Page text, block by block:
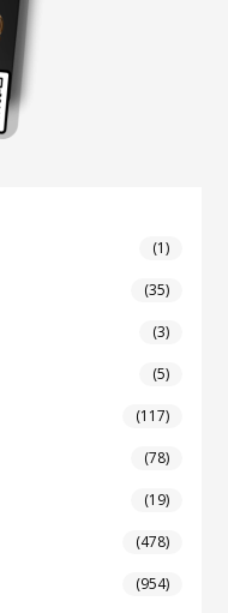
(1)
(35)
(3)
(5)
(117)
(78)
(19)
(478)
(954)